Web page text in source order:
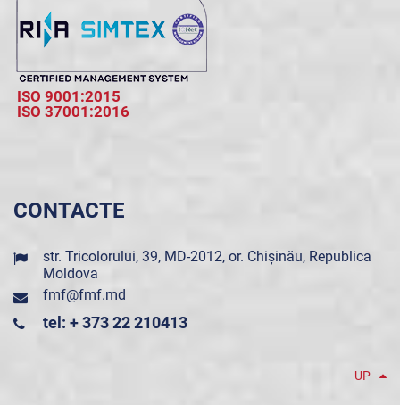
ISO 9001:2015
ISO 37001:2016
CONTACTE
str. Tricolorului, 39, MD-2012, or. Chișinău, Republica
Moldova
fmf@fmf.md
tel: + 373 22 210413
UP